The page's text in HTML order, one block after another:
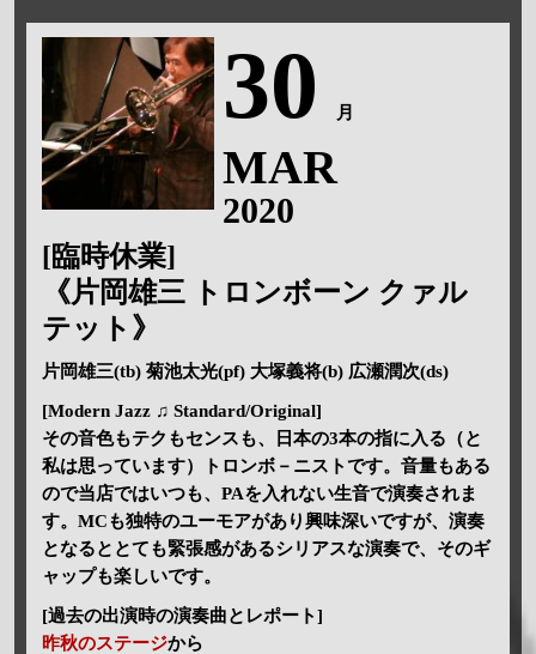
30 月
MAR
2020
[臨時休業]
《片岡雄三 トロンボーン クァル
テット》
片岡雄三(tb) 菊池太光(pf) 大塚義将(b) 広瀬潤次(ds)
[Modern Jazz ♫ Standard/Original]
その音色もテクもセンスも、日本の3本の指に入る（と
私は思っています）トロンボ－ニストです。音量もある
ので当店ではいつも、PAを入れない生音で演奏されま
す。MCも独特のユーモアがあり興味深いですが、演奏
となるととても緊張感があるシリアスな演奏で、そのギ
ャップも楽しいです。
[過去の出演時の演奏曲とレポート]
昨秋のステージから